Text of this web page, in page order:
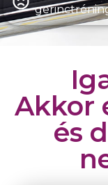
Akkor
és